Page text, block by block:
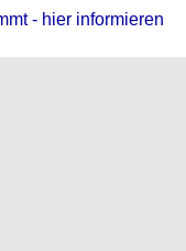
- hier informieren